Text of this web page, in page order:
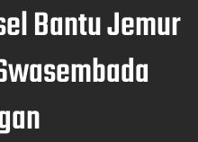
Bantu Jemur